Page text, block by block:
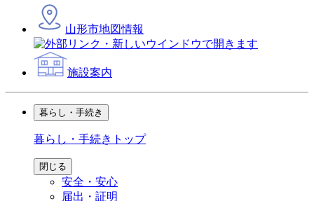
山形市地図情報
施設案内
暮らし・手続き
暮らし・手続き トップ
閉じる
安全・安心
届出・証明